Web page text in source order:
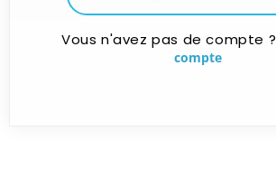
Vous n'avez pas de compte ?
compte